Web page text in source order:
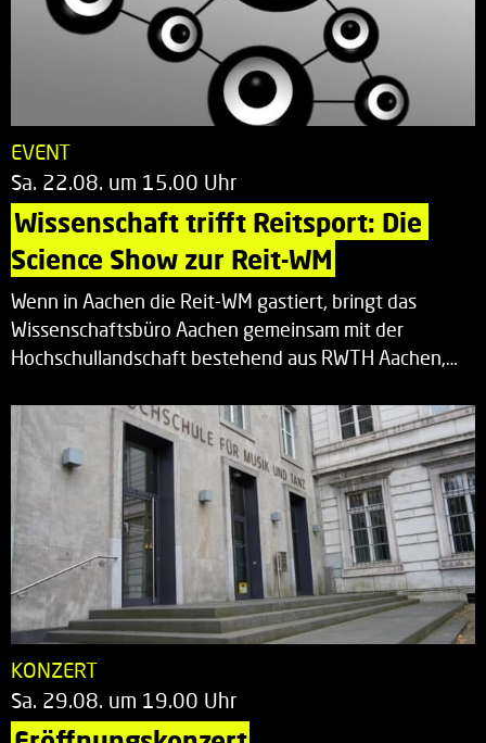
EVENT
Sa. 22.08. um 15.00 Uhr
Wissenschaft trifft Reitsport: Die
Science Show zur Reit-WM
Wenn in Aachen die Reit-WM gastiert, bringt das
Wissenschaftsbüro Aachen gemeinsam mit der
Hochschullandschaft bestehend aus RWTH Aachen,…
KONZERT
Sa. 29.08. um 19.00 Uhr